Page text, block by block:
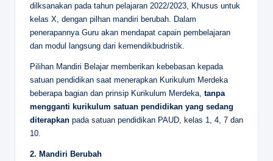
dilksanakan pada tahun pelajaran 2022/2023, Khusus untuk
kelas X, dengan pilhan mandiri berubah. Dalam
penerapannya Guru akan mendapat capain pembelajaran
dan modul langsung dari kemendikbudristik.
Pilihan Mandiri Belajar memberikan kebebasan kepada
satuan pendidikan saat menerapkan Kurikulum Merdeka
beberapa bagian dan prinsip Kurikulum Merdeka, tanpa
mengganti kurikulum satuan pendidikan yang sedang
diterapkan pada satuan pendidikan PAUD, kelas 1, 4, 7 dan
10.
2. Mandiri Berubah